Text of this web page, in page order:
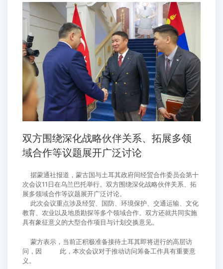
双方围绕深化战略伙伴关系、拓展多领
域合作等议题展开广泛讨论
据蒙通社报道，蒙古国与土耳其政府间经贸合作委员会第十
次会议11日在乌兰巴托举行。双方围绕深化战略伙伴关系、拓
展多领域合作等议题展开广泛讨论。
此次会议重点涉及经贸、国防、环境保护、交通运输、文化
教育、农业以及地质勘探等多个领域合作。双方还就共同实施
具有象征意义的大型合作项目与计划交换意见。
蒙方表示，当前正积极准备接待土耳其即将进行的高层访
问，因 此，本次会议对于推动访问筹备工作具有重要意
义。